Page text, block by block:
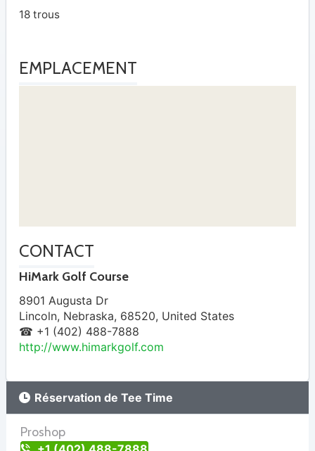
18 trous
EMPLACEMENT
CONTACT
HiMark Golf Course
8901 Augusta Dr
Lincoln, Nebraska, 68520, United States
☎ +1 (402) 488-7888
http://www.himarkgolf.com
Réservation de Tee Time
Proshop